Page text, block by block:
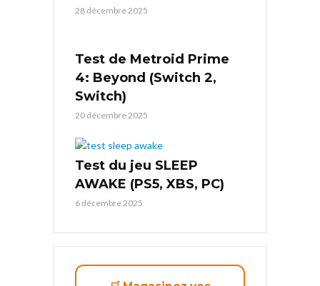
28 décembre 2025
Test de Metroid Prime
4: Beyond (Switch 2,
Switch)
20 décembre 2025
Test du jeu SLEEP
AWAKE (PS5, XBS, PC)
6 décembre 2025